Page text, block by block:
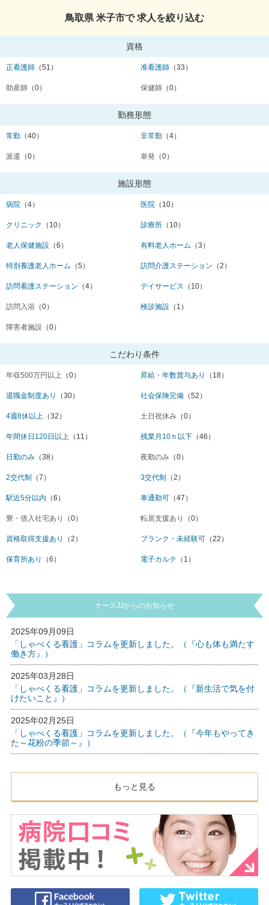
鳥取県 米子市で 求人を絞り込む
資格
正看護師 （51） 准看護師 （33）
助産師 （0） 保健師 （0）
勤務形態
常勤 （40） 非常勤 （4）
派遣 （0） 単発 （0）
施設形態
病院 （4） 医院 （10）
クリニック （10） 診療所 （10）
老人保健施設 （6） 有料老人ホーム （3）
特別養護老人ホーム （5） 訪問介護ステーション （2）
訪問看護ステーション （4） デイサービス （10）
訪問入浴 （0） 検診施設 （1）
障害者施設 （0）
こだわり条件
年収500万円以上 （0） 昇給・年数賞与あり （18）
退職金制度あり （30） 社会保険完備 （52）
4週8休以上 （32） 土日祝休み （0）
年間休日120日以上 （11） 残業月10ｈ以下 （46）
日勤のみ （38） 夜勤のみ （0）
2交代制 （7） 3交代制 （2）
駅近5分以内 （6） 車通勤可 （47）
寮・借入社宅あり （0） 転居支援あり （0）
資格取得支援あり （2） ブランク・未経験可 （22）
保育所あり （6） 電子カルテ （1）
ナースJJからのお知らせ
2025年09月09日
「しゃべくる看護」コラムを更新しました。（『心も体も満たす
働き方』）
2025年03月28日
「しゃべくる看護」コラムを更新しました。（『新生活で気を付
けたいこと』）
2025年02月25日
「しゃべくる看護」コラムを更新しました。（『今年もやってき
た～花粉の季節～』）
もっと見る